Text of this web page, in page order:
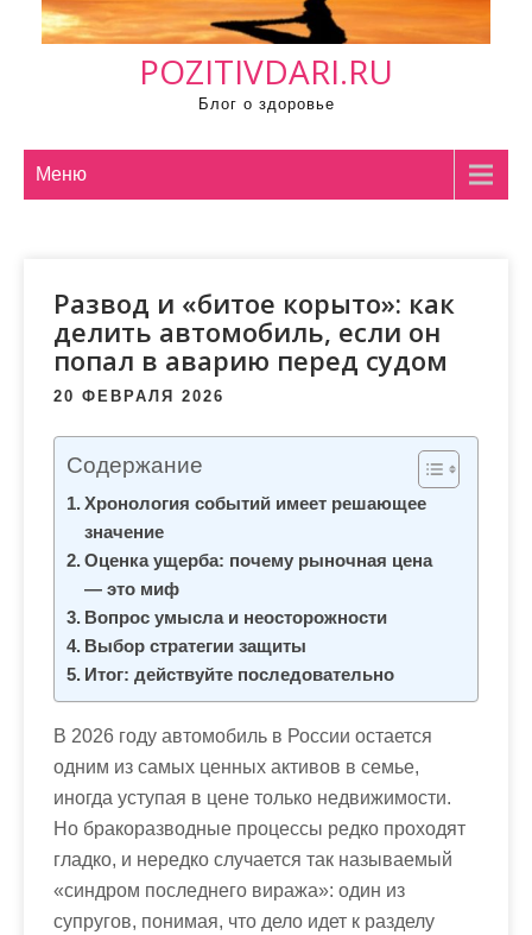
POZITIVDARI.RU
Блог о здоровье
Меню
Развод и «битое корыто»: как
делить автомобиль, если он
попал в аварию перед судом
20 ФЕВРАЛЯ 2026
Содержание
Хронология событий имеет решающее
значение
Оценка ущерба: почему рыночная цена
— это миф
Вопрос умысла и неосторожности
Выбор стратегии защиты
Итог: действуйте последовательно
В 2026 году автомобиль в России остается
одним из самых ценных активов в семье,
иногда уступая в цене только недвижимости.
Но бракоразводные процессы редко проходят
гладко, и нередко случается так называемый
«синдром последнего виража»: один из
супругов, понимая, что дело идет к разделу